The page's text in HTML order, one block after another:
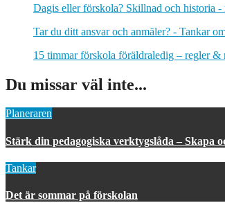
Dagis eller förskola? Skillnad och historia -
Tar du ditt ansvar och anmäler? - Tankar
15 timmar förskola föräldraledig – regler &
Du missar väl inte...
Planeraren
Stärk din pedagogiska verktygslåda – Skapa
Tankar
Det är sommar på förskolan